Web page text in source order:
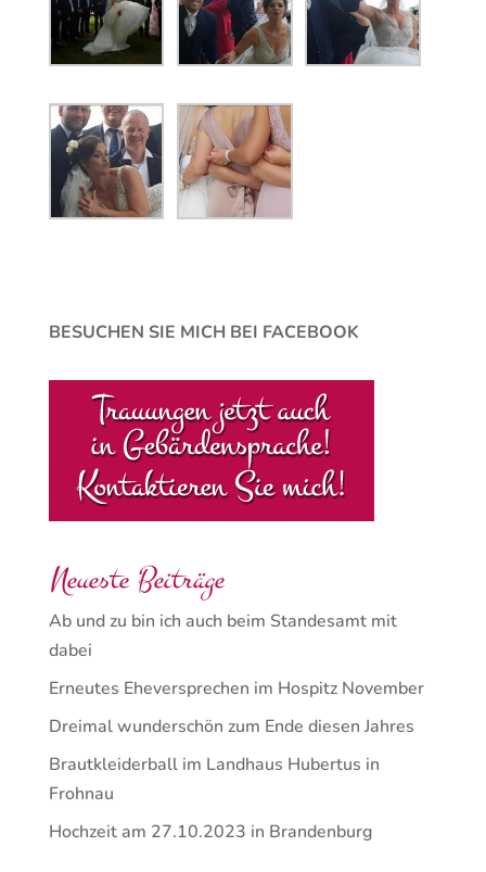
BESUCHEN SIE MICH BEI FACEBOOK
Neueste Beiträge
Ab und zu bin ich auch beim Standesamt mit
dabei
Erneutes Eheversprechen im Hospitz November
Dreimal wunderschön zum Ende diesen Jahres
Brautkleiderball im Landhaus Hubertus in
Frohnau
Hochzeit am 27.10.2023 in Brandenburg